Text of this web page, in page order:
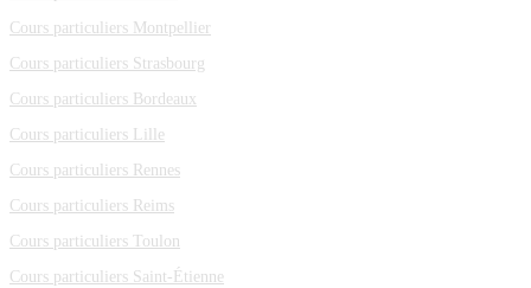
Cours particuliers Montpellier
Cours particuliers Strasbourg
Cours particuliers Bordeaux
Cours particuliers Lille
Cours particuliers Rennes
Cours particuliers Reims
Cours particuliers Toulon
Cours particuliers Saint-Étienne